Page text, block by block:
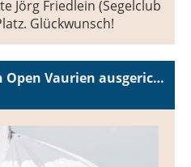
Jörg Friedlein (Segelclub
Glückwunsch!
Internationale German Open Vaurien ausgerichtete vom USCB